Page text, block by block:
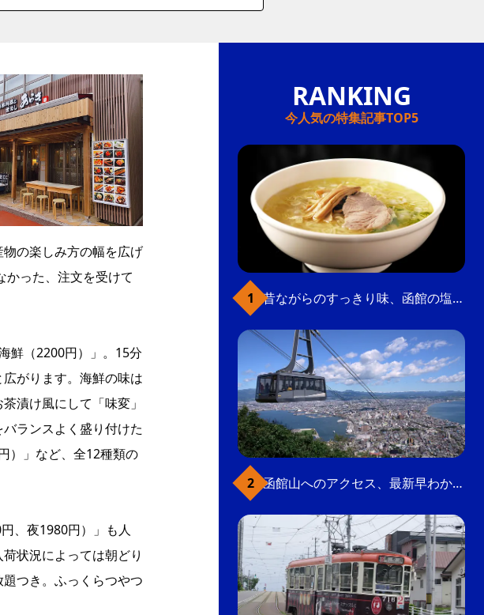
の楽しみ方の幅を広げ
かった、注文を受けて
鮮（2200円）」。15分
がります。海鮮の味は
漬け風にして「味変」
ランスよく盛り付けた
）」など、全12種類の
、夜1980円）」も人
状況によっては朝どり
つき。ふっくらつやつ
今人気の特集記事TOP5
昔ながらのすっきり味、函館の塩ラーメン
函館山へのアクセス、最新早わかりガイド